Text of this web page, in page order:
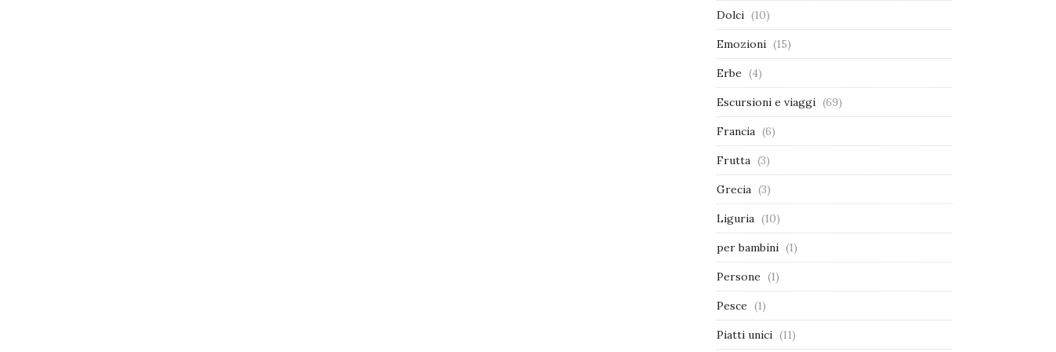
Dolci (10)
Emozioni (15)
Erbe (4)
Escursioni e viaggi (69)
Francia (6)
Frutta (3)
Grecia (3)
Liguria (10)
per bambini (1)
Persone (1)
Pesce (1)
Piatti unici (11)